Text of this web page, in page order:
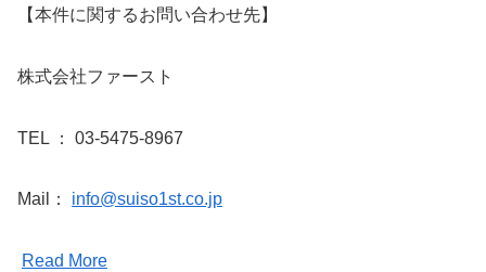
【本件に関するお問い合わせ先】
株式会社ファースト
TEL ： 03-5475-8967
Mail： info@suiso1st.co.jp
Read More